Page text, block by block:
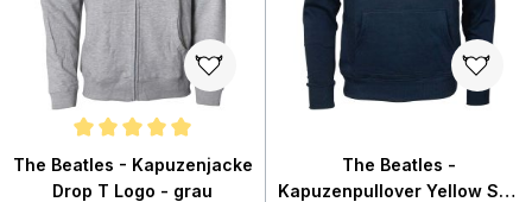
Durchschnittliche Bewertung von 5 von 5 Sternen
The Beatles - Kapuzenjacke
Drop T Logo - grau
The Beatles -
Kapuzenpullover Yellow Sub